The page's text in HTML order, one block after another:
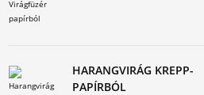
HARANGVIRÁG KREPP-
PAPÍRBÓL